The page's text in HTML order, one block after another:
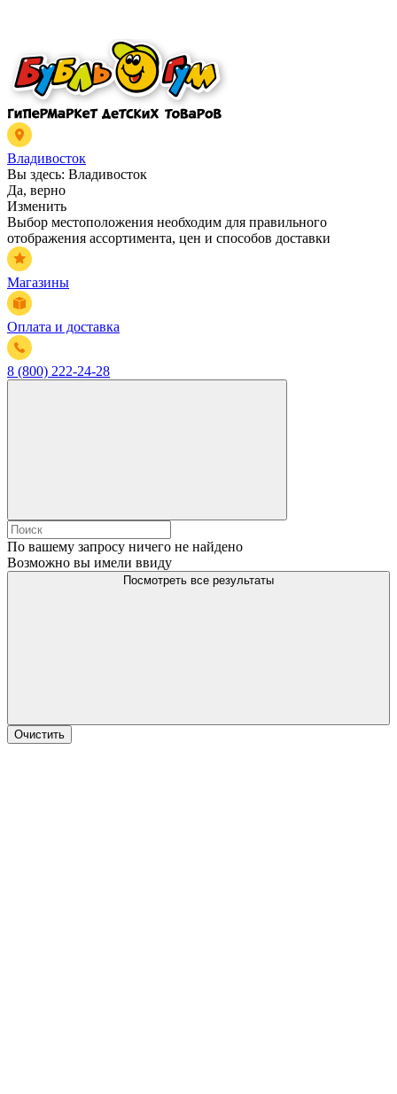
Владивосток
Вы здесь: Владивосток
Да, верно
Изменить
Выбор местоположения необходим для правильного
отображения ассортимента, цен и способов доставки
Магазины
Оплата и доставка
8 (800) 222-24-28
По вашему запросу ничего не найдено
Возможно вы имели ввиду
Посмотреть все результаты
Очистить